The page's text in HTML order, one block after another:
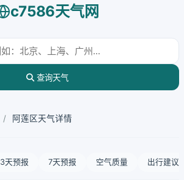
c7586天气网
查询天气
/ 阿莲区天气详情
3天预报 7天预报 空气质量 出行建议